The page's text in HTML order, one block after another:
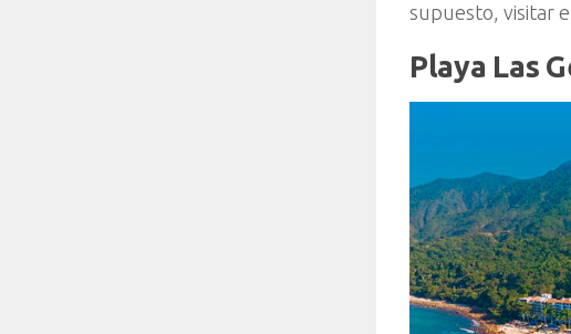
supuesto, visitar
Playa Las